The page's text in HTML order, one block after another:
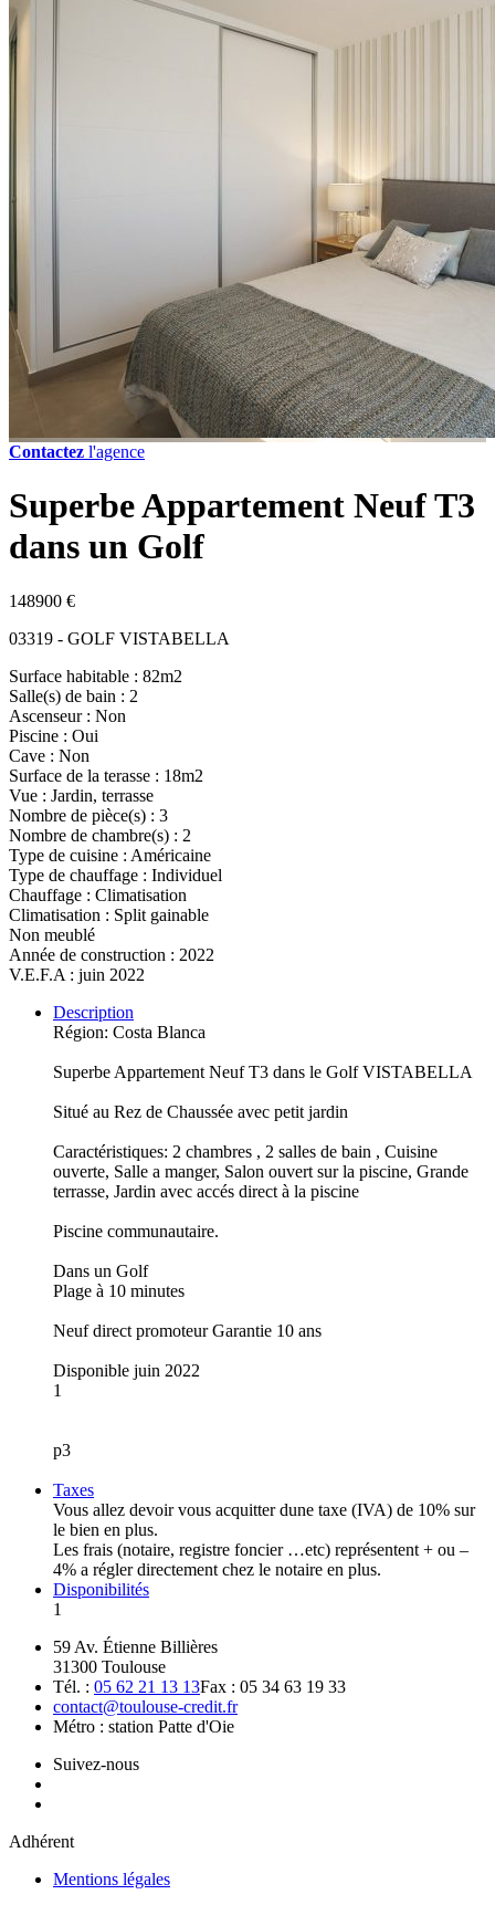
Contactez l'agence
Superbe Appartement Neuf T3
dans un Golf
148900 €
03319 - GOLF VISTABELLA
Surface habitable : 82m2
Salle(s) de bain : 2
Ascenseur : Non
Piscine : Oui
Cave : Non
Surface de la terasse : 18m2
Vue : Jardin, terrasse
Nombre de pièce(s) : 3
Nombre de chambre(s) : 2
Type de cuisine : Américaine
Type de chauffage : Individuel
Chauffage : Climatisation
Climatisation : Split gainable
Non meublé
Année de construction : 2022
V.E.F.A : juin 2022
Description
Région: Costa Blanca
Superbe Appartement Neuf T3 dans le Golf VISTABELLA
Situé au Rez de Chaussée avec petit jardin
Caractéristiques: 2 chambres , 2 salles de bain , Cuisine
ouverte, Salle a manger, Salon ouvert sur la piscine, Grande
terrasse, Jardin avec accés direct à la piscine
Piscine communautaire.
Dans un Golf
Plage à 10 minutes
Neuf direct promoteur Garantie 10 ans
Disponible juin 2022
1
p3
Taxes
Vous allez devoir vous acquitter dune taxe (IVA) de 10% sur
le bien en plus.
Les frais (notaire, registre foncier …etc) représentent + ou –
4% a régler directement chez le notaire en plus.
Disponibilités
1
59 Av. Étienne Billières
31300 Toulouse
Tél. : 05 62 21 13 13Fax : 05 34 63 19 33
contact@toulouse-credit.fr
Métro : station Patte d'Oie
Suivez-nous
Adhérent
Mentions légales